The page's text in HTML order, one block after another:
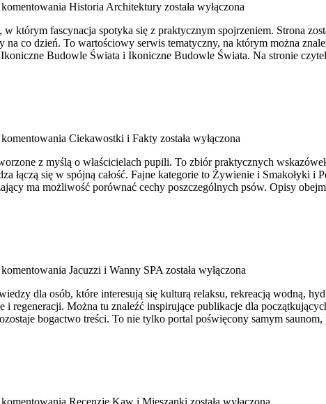
Historia Architektury została wyłączona
którym fascynacja spotyka się z praktycznym spojrzeniem. Strona
na co dzień. To wartościowy serwis tematyczny, na którym można
Ikoniczne Budowle Świata i Ikoniczne Budowle Świata. Na stronie
Ciekawostki i Fakty została wyłączona
z myślą o właścicielach pupili. To zbiór praktycznych
łączą się w spójną całość. Fajne kategorie to Żywienie i Smakołyki
ma możliwość porównać cechy poszczególnych psów. Opisy
Jacuzzi i Wanny SPA została wyłączona
dla osób, które interesują się kulturą relaksu, rekreacją wodną,
i regeneracji. Można tu znaleźć inspirujące publikacje dla
bogactwo treści. To nie tylko portal poświęcony samym
Recenzje Kaw i Mieszanki została wyłączona